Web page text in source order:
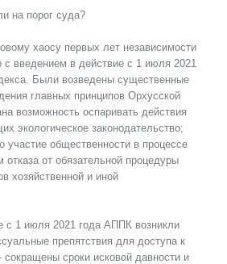
на порог суда?
хаосу первых лет независимости
с введением в действие с 1 июля 2021
Были возведены существенные
главных принципов Орхусской
возможность оспаривать действия
экологическое законодательство;
участие общественности в процессе
отказа от обязательной процедуры
и иной
с 1 июля 2021 года АППК возникли
препятствия для доступа к
сроки исковой давности и